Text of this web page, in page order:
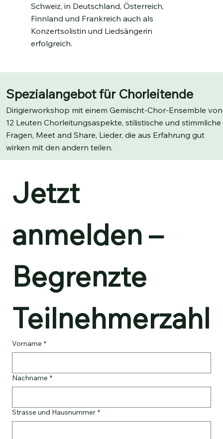
Schweiz, in Deutschland, Österreich,
Finnland und Frankreich auch als
Konzertsolistin und Liedsängerin
erfolgreich.
Spezialangebot für Chorleitende
Dirigierworkshop mit einem Gemischt-Chor-Ensemble von
12 Leuten Chorleitungsaspekte, stilistische und stimmliche
Fragen, Meet and Share, Lieder, die aus Erfahrung gut
wirken mit den andern teilen.
Jetzt
anmelden –
Begrenzte
Teilnehmerzahl
Vorname *
Nachname *
Strasse und Hausnummer *